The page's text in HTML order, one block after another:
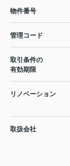
物件番号
管理コード
取引条件の
有効期限
リノベーション
取扱会社